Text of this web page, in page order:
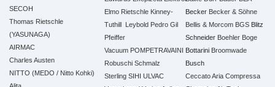
SECOH
Thomas Rietschle
(YASUNAGA)
AIRMAC
Charles Austen
NITTO (MEDO / Nitto Kohki)
Elmo Rietschle Kinney-
Tuthill Leybold Pedro Gil
Pfeiffer
Vacuum POMPETRAVAINI
Robuschi Schmalz
Sterling SIHI ULVAC
Becker Becker & Söhne
Bellis & Morcom BGS Blitz
Schneider Boehler Boge
Bottarini Broomwade
Busch
Ceccato Aria Compressa